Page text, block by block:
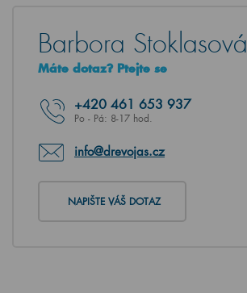
Barbora Stoklasová
Máte dotaz? Ptejte se
+420 461 653 937
Po - Pá: 8-17 hod.
info@drevojas.cz
NAPIŠTE VÁŠ DOTAZ